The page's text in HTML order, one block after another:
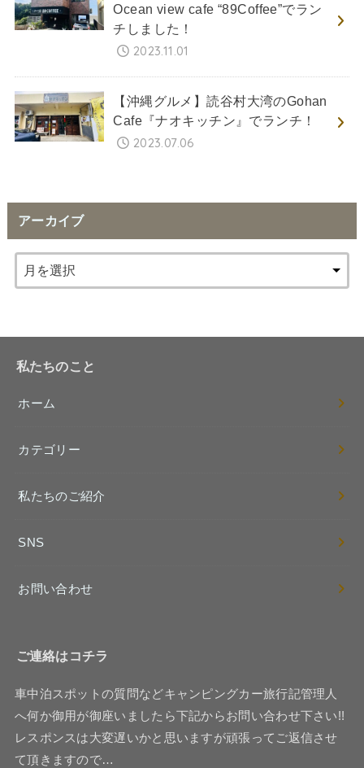
Ocean view cafe “89Coffee”でラン
チしました！
2023.11.01
【沖縄グルメ】読谷村大湾のGohan
Cafe『ナオキッチン』でランチ！
2023.07.06
アーカイブ
私たちのこと
ホーム
カテゴリー
私たちのご紹介
SNS
お問い合わせ
ご連絡はコチラ
車中泊スポットの質問などキャンピングカー旅行記管理人
へ何か御用が御座いましたら下記からお問い合わせ下さい!!
レスポンスは大変遅いかと思いますが頑張ってご返信させ
て頂きますので…